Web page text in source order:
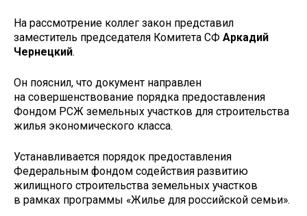
На рассмотрение коллег закон представил
заместитель председателя Комитета СФ Аркадий
Чернецкий.
Он пояснил, что документ направлен
на совершенствование порядка предоставления
Фондом РСЖ земельных участков для строительства
жилья экономического класса.
Устанавливается порядок предоставления
Федеральным фондом содействия развитию
жилищного строительства земельных участков
в рамках программы «Жилье для российской семьи».